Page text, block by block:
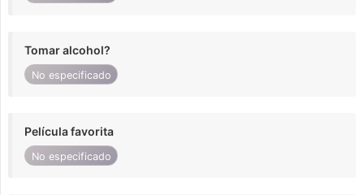
Tomar alcohol?
No especificado
Película favorita
No especificado